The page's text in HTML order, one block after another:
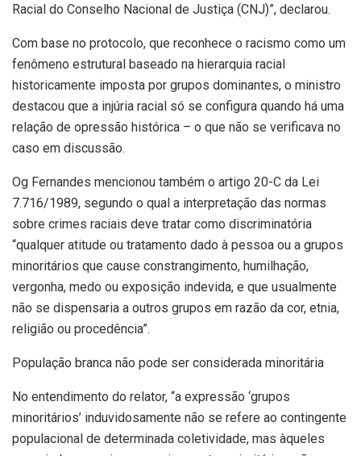
Racial do Conselho Nacional de Justiça (CNJ)”, declarou.
Com base no protocolo, que reconhece o racismo como um
fenômeno estrutural baseado na hierarquia racial
historicamente imposta por grupos dominantes, o ministro
destacou que a injúria racial só se configura quando há uma
relação de opressão histórica – o que não se verificava no
caso em discussão.
Og Fernandes mencionou também o artigo 20-C da Lei
7.716/1989, segundo o qual a interpretação das normas
sobre crimes raciais deve tratar como discriminatória
“qualquer atitude ou tratamento dado à pessoa ou a grupos
minoritários que cause constrangimento, humilhação,
vergonha, medo ou exposição indevida, e que usualmente
não se dispensaria a outros grupos em razão da cor, etnia,
religião ou procedência”.
População branca não pode ser considerada minoritária
No entendimento do relator, “a expressão ‘grupos
minoritários’ induvidosamente não se refere ao contingente
populacional de determinada coletividade, mas àqueles